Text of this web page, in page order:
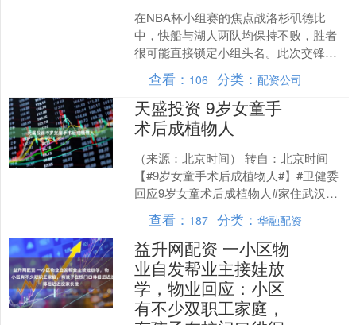
在NBA杯小组赛的焦点战洛杉矶德比
中，快船与湖人两队均保持不败，胜者
很可能直接锁定小组头名。此次交锋快
船因伤病问题人员不整，加之状态明显
不如湖人，再加上客场作战....
查看： 106 分类：配资公司
天盛投资 9岁女童手
术后成植物人
（来源：北京时间） 转自：北京时间
【#9岁女童手术后成植物人#】#卫健委
回应9岁女童术后成植物人#家住武汉的
瑞瑞，小时候经常咳嗽、发烧，1岁时在
武汉一家医院检....
查看： 187 分类：华融配资
益升网配资 一小区物
业自发帮业主接娃放
学，物业回应：小区
有不少双职工家庭，